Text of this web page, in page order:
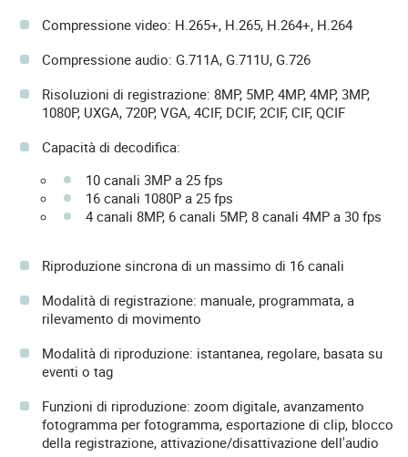
Compressione video: H.265+, H.265, H.264+, H.264
Compressione audio: G.711A, G.711U, G.726
Risoluzioni di registrazione: 8MP, 5MP, 4MP, 4MP, 3MP,
1080P, UXGA, 720P, VGA, 4CIF, DCIF, 2CIF, CIF, QCIF
Capacità di decodifica:
10 canali 3MP a 25 fps
16 canali 1080P a 25 fps
4 canali 8MP, 6 canali 5MP, 8 canali 4MP a 30 fps
Riproduzione sincrona di un massimo di 16 canali
Modalità di registrazione: manuale, programmata, a
rilevamento di movimento
Modalità di riproduzione: istantanea, regolare, basata su
eventi o tag
Funzioni di riproduzione: zoom digitale, avanzamento
fotogramma per fotogramma, esportazione di clip, blocco
della registrazione, attivazione/disattivazione dell'audio